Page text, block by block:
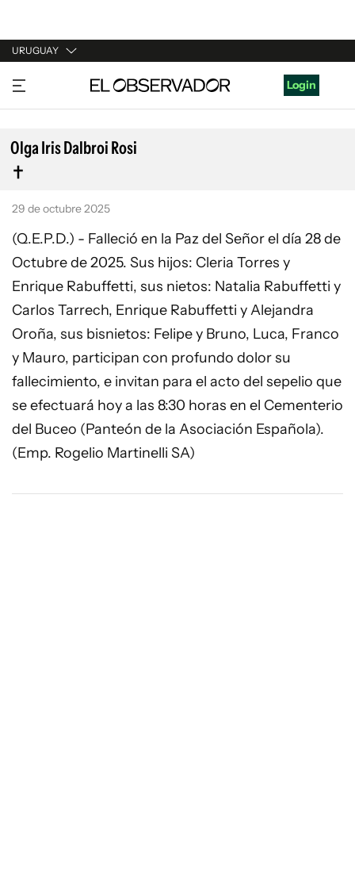
URUGUAY
URUGUAY
ARGENTINA
ESPAÑA
ESTADOS UNIDOS
Login
Olga Iris Dalbroi Rosi
29 de octubre 2025
(Q.E.P.D.) - Falleció en la Paz del Señor el día 28 de
Octubre de 2025. Sus hijos: Cleria Torres y
Enrique Rabuffetti, sus nietos: Natalia Rabuffetti y
Carlos Tarrech, Enrique Rabuffetti y Alejandra
Oroña, sus bisnietos: Felipe y Bruno, Luca, Franco
y Mauro, participan con profundo dolor su
fallecimiento, e invitan para el acto del sepelio que
se efectuará hoy a las 8:30 horas en el Cementerio
del Buceo (Panteón de la Asociación Española).
(Emp. Rogelio Martinelli SA)